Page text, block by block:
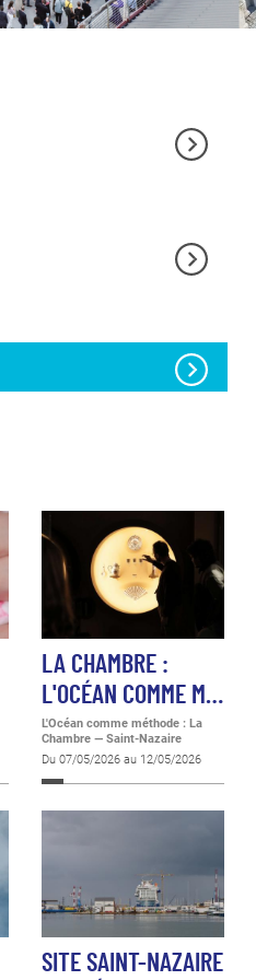
LA CHAMBRE :
L'OCÉAN COMME M…
L'Océan comme méthode : La
Chambre — Saint-Nazaire
Du 07/05/2026 au 12/05/2026
SITE SAINT-NAZAIRE